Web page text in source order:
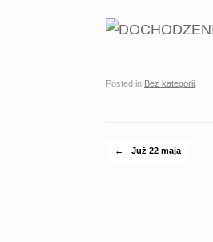
Posted in Bez kategorii
Post navigation
← Już 22 maja